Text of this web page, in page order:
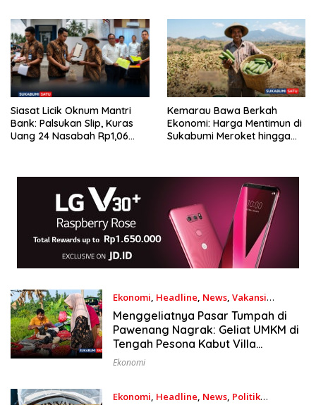
Siasat Licik Oknum Mantri
Bank: Palsukan Slip, Kuras
Uang 24 Nasabah Rp1,06
Kemarau Bawa Berkah
Ekonomi: Harga Mentimun di
Sukabumi Meroket hingga
Ekonomi, Headline, News, Vakansi
21/06/2026
Menggeliatnya Pasar Tumpah di
Pawenang Nagrak: Geliat UMKM di
Tengah Pesona Kabut Villa
Himalaya
Ekonomi
Ekonomi, Headline, News, Politik